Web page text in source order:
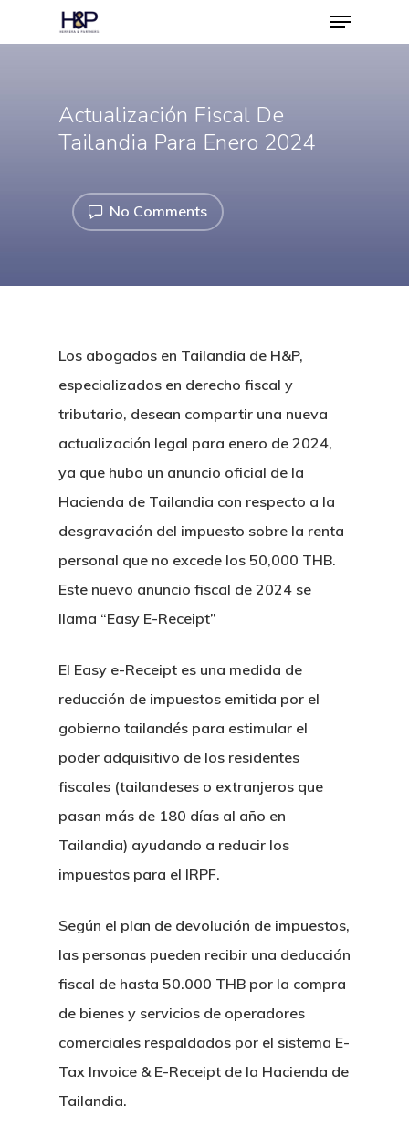
Hit enter to search or ESC to close
Actualización Fiscal De
Tailandia Para Enero 2024
No Comments
Los abogados en Tailandia de H&P,
especializados en derecho fiscal y
tributario, desean compartir una nueva
actualización legal para enero de 2024,
ya que hubo un anuncio oficial de la
Hacienda de Tailandia con respecto a la
desgravación del impuesto sobre la renta
personal que no excede los 50,000 THB.
Este nuevo anuncio fiscal de 2024 se
llama “Easy E-Receipt”
El Easy e-Receipt es una medida de
reducción de impuestos emitida por el
gobierno tailandés para estimular el
poder adquisitivo de los residentes
fiscales (tailandeses o extranjeros que
pasan más de 180 días al año en
Tailandia) ayudando a reducir los
impuestos para el IRPF.
Según el plan de devolución de impuestos,
las personas pueden recibir una deducción
fiscal de hasta 50.000 THB por la compra
de bienes y servicios de operadores
comerciales respaldados por el sistema E-
Tax Invoice & E-Receipt de la Hacienda de
Tailandia.